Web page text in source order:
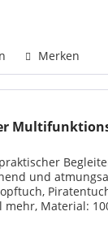
Merken
und
mehr, Material: